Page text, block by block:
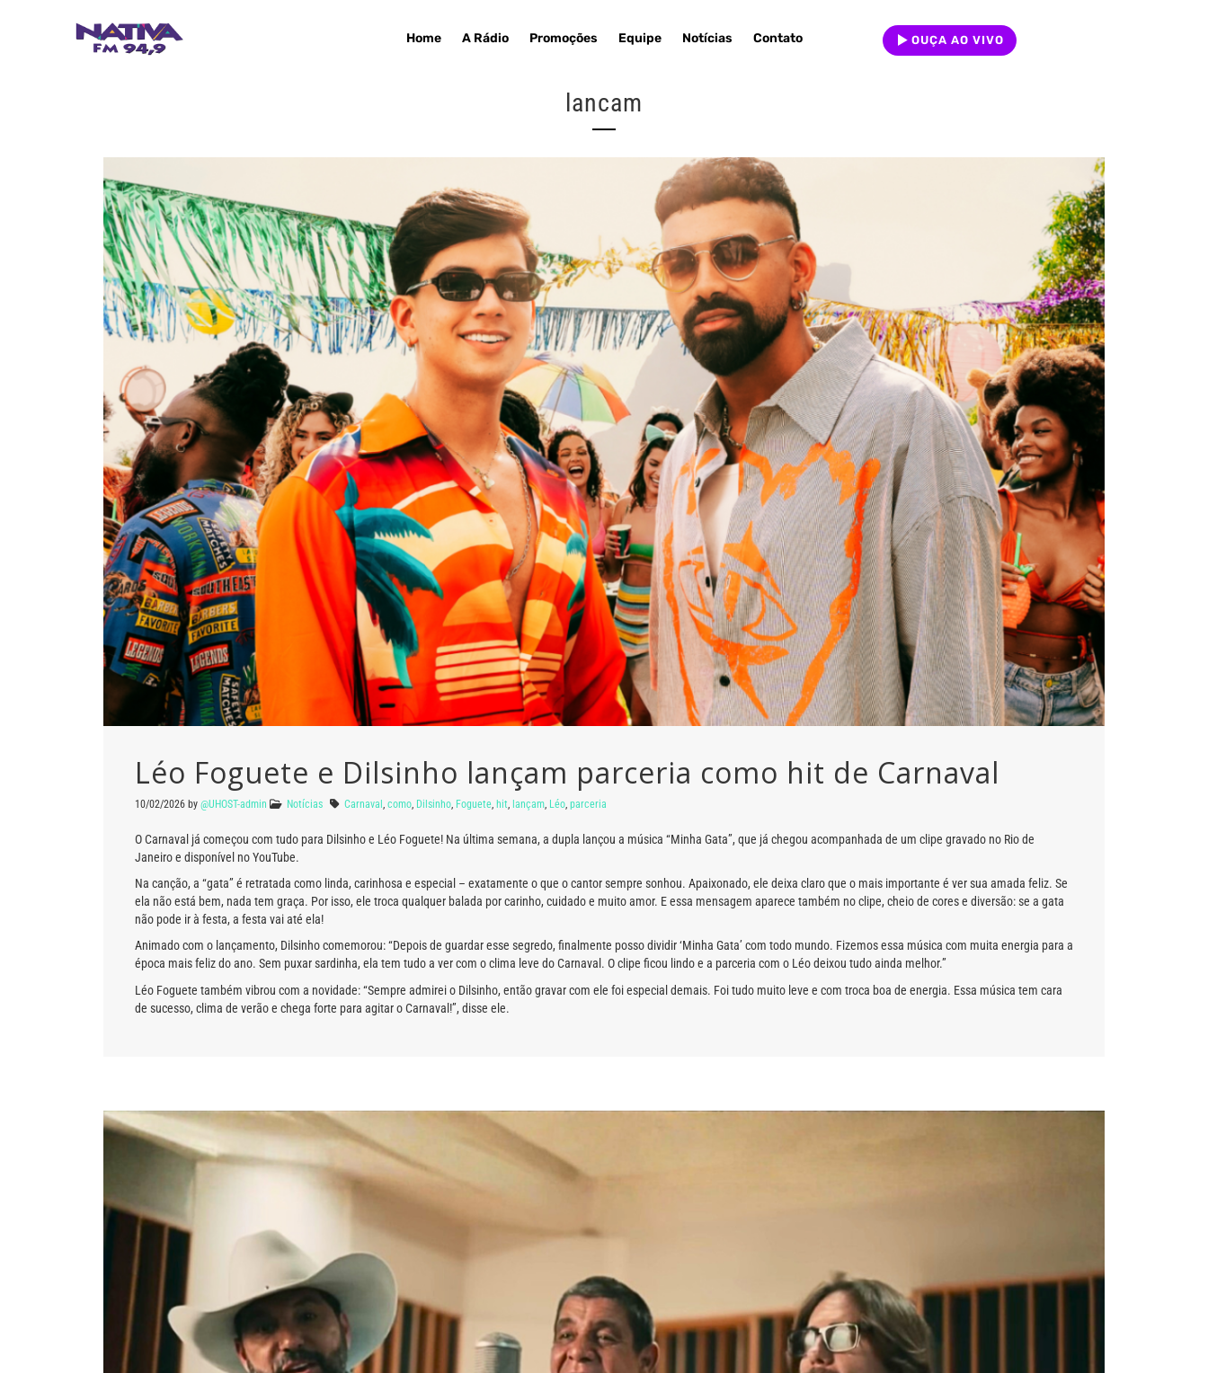
Home A Rádio Promoções Equipe Notícias Contato OUÇA AO VIVO
lancam
Léo Foguete e Dilsinho lançam parceria como hit de Carnaval
10/02/2026 by @UHOST-admin Notícias Carnaval como Dilsinho Foguete hit lançam Léo parceria
O Carnaval já começou com tudo para Dilsinho e Léo Foguete! Na última semana, a dupla lançou a música “Minha Gata”, que já chegou acompanhada de um clipe gravado no Rio de
Janeiro e disponível no YouTube.
Na canção, a “gata” é retratada como linda, carinhosa e especial – exatamente o que o cantor sempre sonhou. Apaixonado, ele deixa claro que o mais importante é ver sua amada feliz. Se
ela não está bem, nada tem graça. Por isso, ele troca qualquer balada por carinho, cuidado e muito amor. E essa mensagem aparece também no clipe, cheio de cores e diversão: se a gata
não pode ir à festa, a festa vai até ela!
Animado com o lançamento, Dilsinho comemorou: “Depois de guardar esse segredo, finalmente posso dividir ‘Minha Gata’ com todo mundo. Fizemos essa música com muita energia para a
época mais feliz do ano. Sem puxar sardinha, ela tem tudo a ver com o clima leve do Carnaval. O clipe ficou lindo e a parceria com o Léo deixou tudo ainda melhor.”
Léo Foguete também vibrou com a novidade: “Sempre admirei o Dilsinho, então gravar com ele foi especial demais. Foi tudo muito leve e com troca boa de energia. Essa música tem cara
de sucesso, clima de verão e chega forte para agitar o Carnaval!”, disse ele.